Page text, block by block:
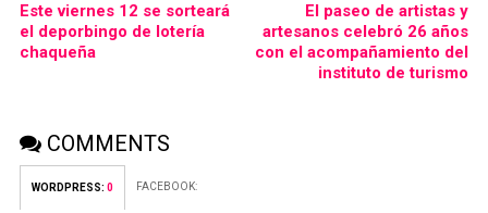
Este viernes 12 se sorteará
el deporbingo de lotería
chaqueña
El paseo de artistas y
artesanos celebró 26 años
con el acompañamiento del
instituto de turismo
COMMENTS
WORDPRESS: 0 FACEBOOK: